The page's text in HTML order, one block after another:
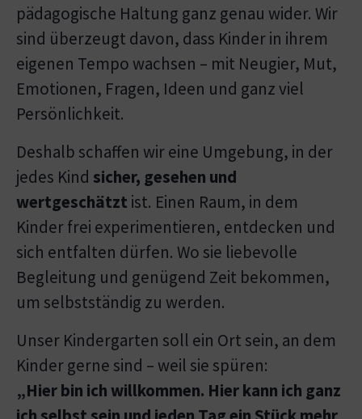
pädagogische Haltung ganz genau wider. Wir
sind überzeugt davon, dass Kinder in ihrem
eigenen Tempo wachsen – mit Neugier, Mut,
Emotionen, Fragen, Ideen und ganz viel
Persönlichkeit.
Deshalb schaffen wir eine Umgebung, in der
jedes Kind sicher, gesehen und
wertgeschätzt ist. Einen Raum, in dem
Kinder frei experimentieren, entdecken und
sich entfalten dürfen. Wo sie liebevolle
Begleitung und genügend Zeit bekommen,
um selbstständig zu werden.
Unser Kindergarten soll ein Ort sein, an dem
Kinder gerne sind – weil sie spüren:
„Hier bin ich willkommen. Hier kann ich ganz